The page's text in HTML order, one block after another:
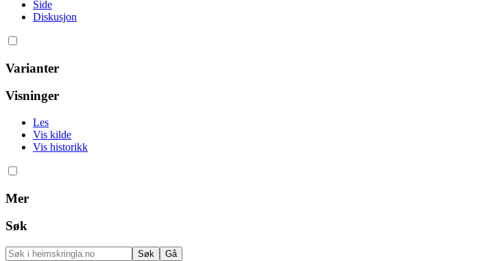
Side
Diskusjon
Varianter
Visninger
Les
Vis kilde
Vis historikk
Mer
Søk